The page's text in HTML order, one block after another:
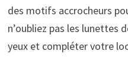
des motifs accrocheurs
n’oubliez pas les lunettes
yeux et compléter votre